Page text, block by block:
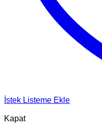
İstek Listeme Ekle
Kapat